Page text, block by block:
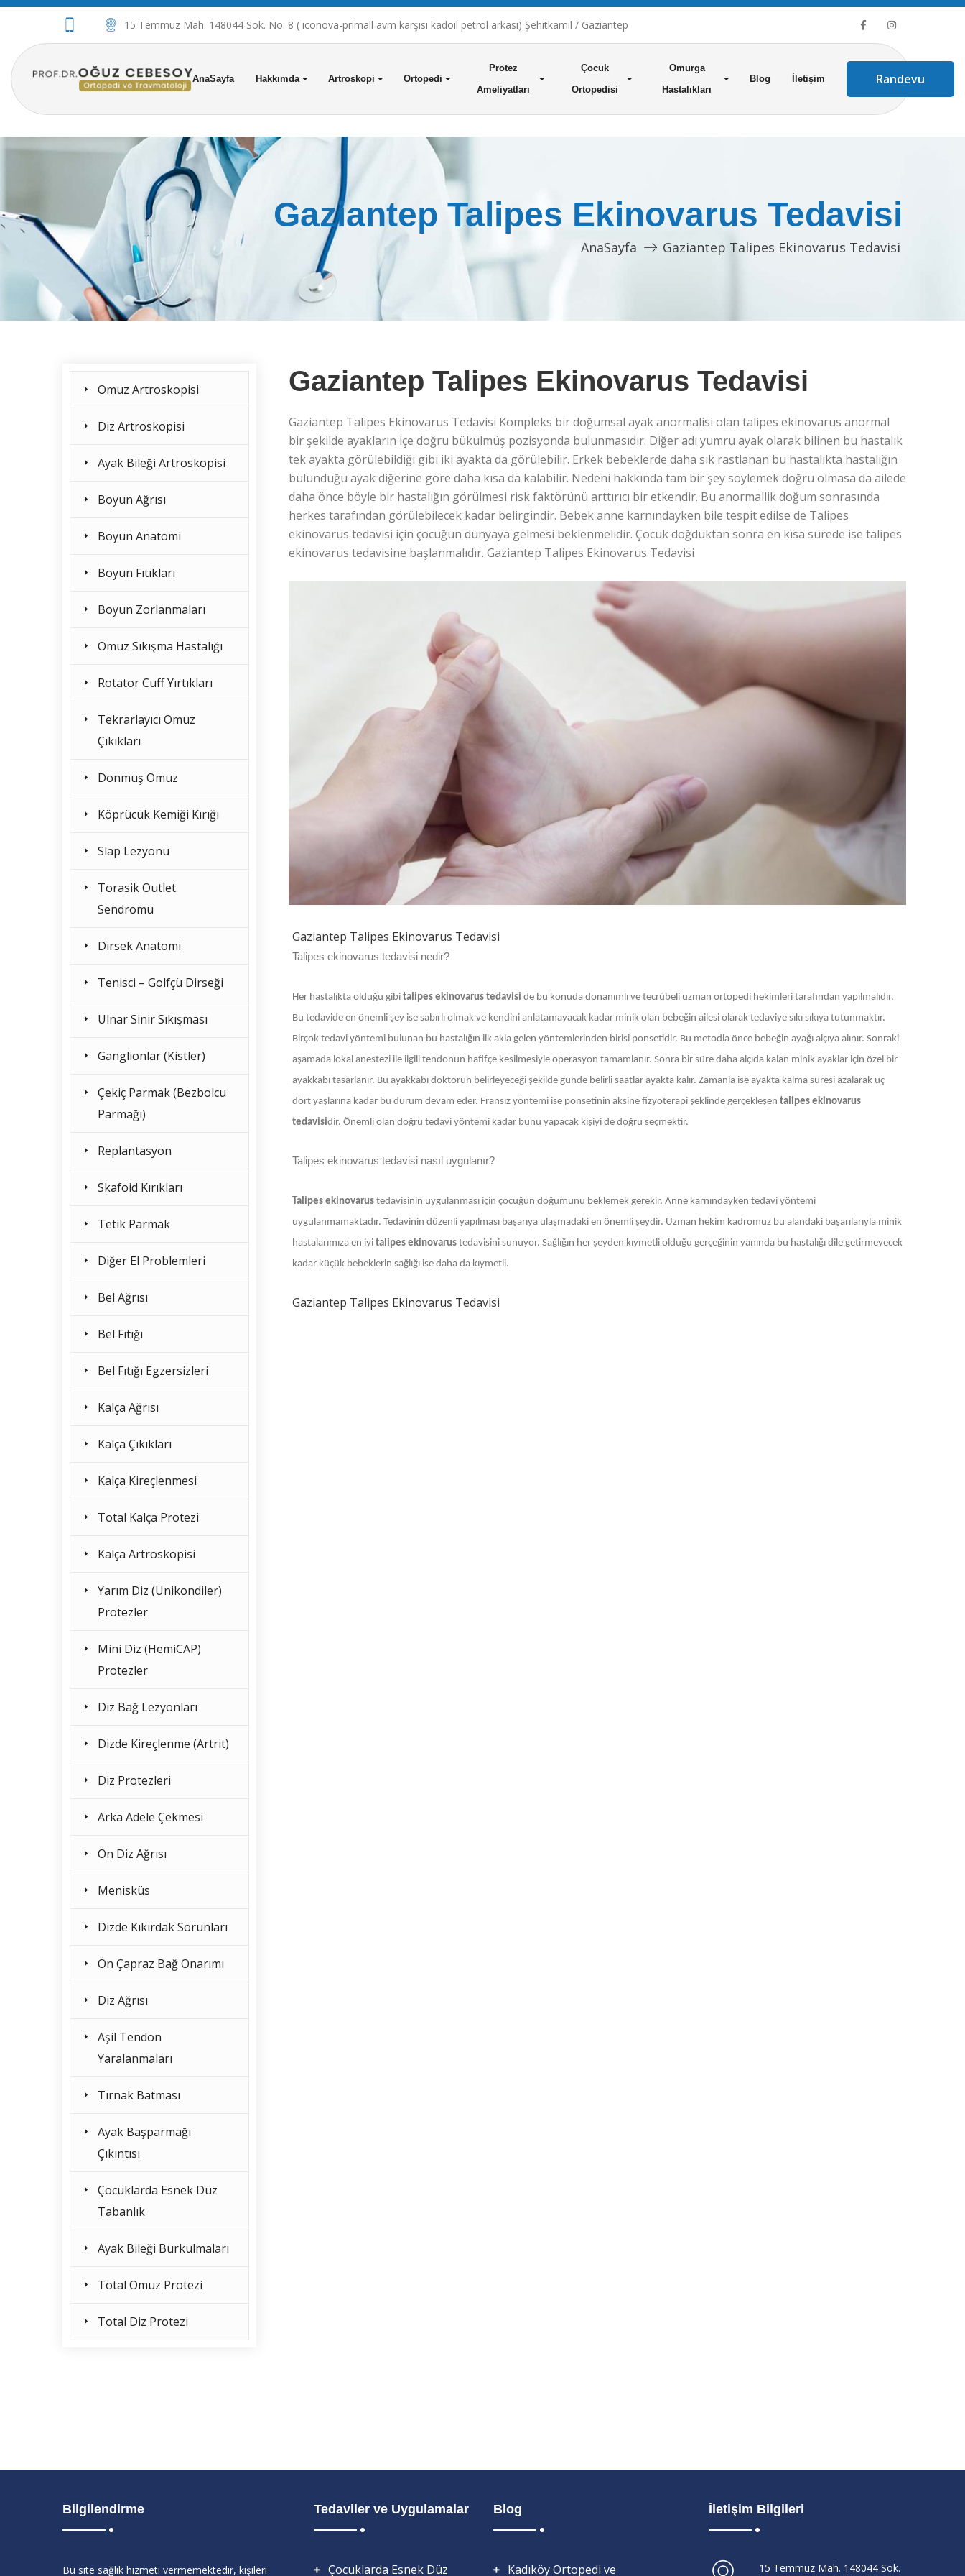
15 Temmuz Mah. 148044 Sok. No: 8 ( iconova-primall avm karşısı kadoil petrol arkası) Şehitkamil / Gaziantep
AnaSayfa Hakkımda Artroskopi Ortopedi
Protez
Ameliyatları
Çocuk
Ortopedisi
Omurga
Hastalıkları
Blog İletişim Randevu
Gaziantep Talipes Ekinovarus Tedavisi
AnaSayfa Gaziantep Talipes Ekinovarus Tedavisi
Gaziantep Talipes Ekinovarus Tedavisi
Gaziantep Talipes Ekinovarus Tedavisi Kompleks bir doğumsal ayak anormalisi olan talipes ekinovarus anormal
bir şekilde ayakların içe doğru bükülmüş pozisyonda bulunmasıdır. Diğer adı yumru ayak olarak bilinen bu hastalık
tek ayakta görülebildiği gibi iki ayakta da görülebilir. Erkek bebeklerde daha sık rastlanan bu hastalıkta hastalığın
bulunduğu ayak diğerine göre daha kısa da kalabilir. Nedeni hakkında tam bir şey söylemek doğru olmasa da ailede
daha önce böyle bir hastalığın görülmesi risk faktörünü arttırıcı bir etkendir. Bu anormallik doğum sonrasında
herkes tarafından görülebilecek kadar belirgindir. Bebek anne karnındayken bile tespit edilse de Talipes
ekinovarus tedavisi için çocuğun dünyaya gelmesi beklenmelidir. Çocuk doğduktan sonra en kısa sürede ise talipes
ekinovarus tedavisine başlanmalıdır. Gaziantep Talipes Ekinovarus Tedavisi
Gaziantep Talipes Ekinovarus Tedavisi
Talipes ekinovarus tedavisi nedir?
Her hastalıkta olduğu gibi talipes ekinovarus tedavisi de bu konuda donanımlı ve tecrübeli uzman ortopedi hekimleri tarafından yapılmalıdır.
Bu tedavide en önemli şey ise sabırlı olmak ve kendini anlatamayacak kadar minik olan bebeğin ailesi olarak tedaviye sıkı sıkıya tutunmaktır.
Birçok tedavi yöntemi bulunan bu hastalığın ilk akla gelen yöntemlerinden birisi ponsetidir. Bu metodla önce bebeğin ayağı alçıya alınır. Sonraki
aşamada lokal anestezi ile ilgili tendonun hafifçe kesilmesiyle operasyon tamamlanır. Sonra bir süre daha alçıda kalan minik ayaklar için özel bir
ayakkabı tasarlanır. Bu ayakkabı doktorun belirleyeceği şekilde günde belirli saatlar ayakta kalır. Zamanla ise ayakta kalma süresi azalarak üç
dört yaşlarına kadar bu durum devam eder. Fransız yöntemi ise ponsetinin aksine fizyoterapi şeklinde gerçekleşen talipes ekinovarus
tedavisidir. Önemli olan doğru tedavi yöntemi kadar bunu yapacak kişiyi de doğru seçmektir.
Talipes ekinovarus tedavisi nasıl uygulanır?
Talipes ekinovarus tedavisinin uygulanması için çocuğun doğumunu beklemek gerekir. Anne karnındayken tedavi yöntemi
uygulanmamaktadır. Tedavinin düzenli yapılması başarıya ulaşmadaki en önemli şeydir. Uzman hekim kadromuz bu alandaki başarılarıyla minik
hastalarımıza en iyi talipes ekinovarus tedavisini sunuyor. Sağlığın her şeyden kıymetli olduğu gerçeğinin yanında bu hastalığı dile getirmeyecek
kadar küçük bebeklerin sağlığı ise daha da kıymetli.
Gaziantep Talipes Ekinovarus Tedavisi
Omuz Artroskopisi
Diz Artroskopisi
Ayak Bileği Artroskopisi
Boyun Ağrısı
Boyun Anatomi
Boyun Fıtıkları
Boyun Zorlanmaları
Omuz Sıkışma Hastalığı
Rotator Cuff Yırtıkları
Tekrarlayıcı Omuz
Çıkıkları
Donmuş Omuz
Köprücük Kemiği Kırığı
Slap Lezyonu
Torasik Outlet
Sendromu
Dirsek Anatomi
Tenisci – Golfçü Dirseği
Ulnar Sinir Sıkışması
Ganglionlar (Kistler)
Çekiç Parmak (Bezbolcu
Parmağı)
Replantasyon
Skafoid Kırıkları
Tetik Parmak
Diğer El Problemleri
Bel Ağrısı
Bel Fıtığı
Bel Fıtığı Egzersizleri
Kalça Ağrısı
Kalça Çıkıkları
Kalça Kireçlenmesi
Total Kalça Protezi
Kalça Artroskopisi
Yarım Diz (Unikondiler)
Protezler
Mini Diz (HemiCAP)
Protezler
Diz Bağ Lezyonları
Dizde Kireçlenme (Artrit)
Diz Protezleri
Arka Adele Çekmesi
Ön Diz Ağrısı
Menisküs
Dizde Kıkırdak Sorunları
Ön Çapraz Bağ Onarımı
Diz Ağrısı
Aşil Tendon
Yaralanmaları
Tırnak Batması
Ayak Başparmağı
Çıkıntısı
Çocuklarda Esnek Düz
Tabanlık
Ayak Bileği Burkulmaları
Total Omuz Protezi
Total Diz Protezi
Bilgilendirme
Bu site sağlık hizmeti vermemektedir, kişileri
Tedaviler ve Uygulamalar
Çocuklarda Esnek Düz
Blog
Kadıköy Ortopedi ve
İletişim Bilgileri
15 Temmuz Mah. 148044 Sok.